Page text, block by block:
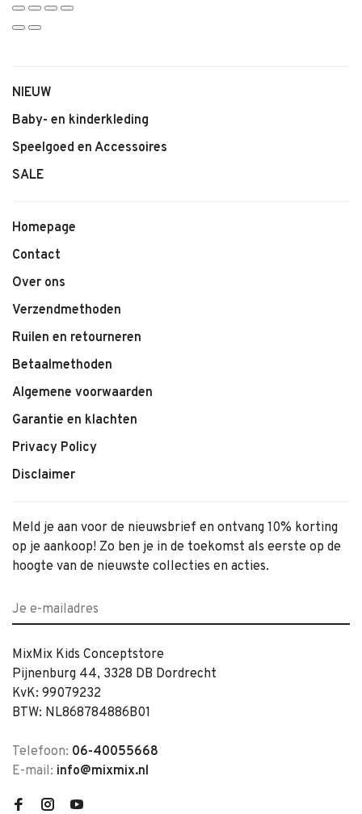
NIEUW
Baby- en kinderkleding
Speelgoed en Accessoires
SALE
Homepage
Contact
Over ons
Verzendmethoden
Ruilen en retourneren
Betaalmethoden
Algemene voorwaarden
Garantie en klachten
Privacy Policy
Disclaimer
Meld je aan voor de nieuwsbrief en ontvang 10% korting
op je aankoop! Zo ben je in de toekomst als eerste op de
hoogte van de nieuwste collecties en acties.
MixMix Kids Conceptstore
Pijnenburg 44, 3328 DB Dordrecht
KvK: 99079232
BTW: NL868784886B01
Telefoon: 06-40055668
E-mail: info@mixmix.nl